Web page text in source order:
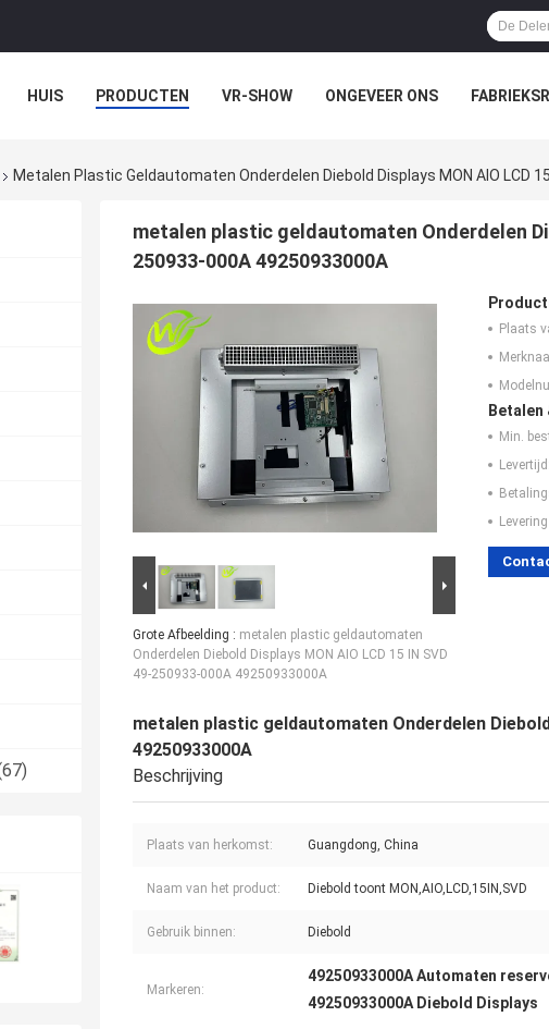
HUIS PRODUCTEN VR-SHOW ONGEVEER ONS
Metalen Plastic Geldautomaten Onderdelen Diebold Displays MON AIO LCD
metalen plastic geldautomaten Onderdelen
250933-000A 49250933000A
Grote Afbeelding : metalen plastic geldautomaten
Onderdelen Diebold Displays MON AIO LCD 15 IN SVD
49-250933-000A 49250933000A
Plaats
Betalen
Min.
Levertijd:
metalen plastic geldautomaten Onderdelen
49250933000A
Beschrijving
Plaats van herkomst: Guangdong, China
Naam van het product: Diebold toont MON,AIO,LCD,15IN,SVD
Gebruik binnen: Diebold
Markeren:
49250933000A Automaten
49250933000A Diebold Displays